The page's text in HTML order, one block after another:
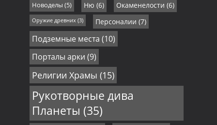
Новоделы (5) Ню (6) Окаменелости (6)
Оружие древних(3) Персоналии (7)
Подземные места (10)
Порталы арки (9)
Религии Храмы (15)
Рукотворные дива
Планеты (35)